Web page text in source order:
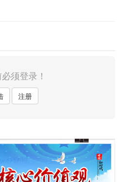
须登录！
注册